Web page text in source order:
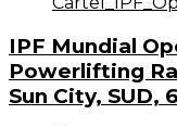
IPF Mundial
Powerlifting
Sun City, SUD,